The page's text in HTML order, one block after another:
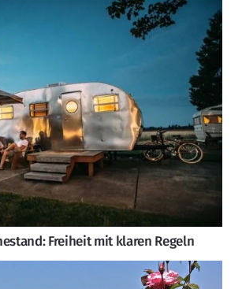
Freiheit mit klaren Regeln